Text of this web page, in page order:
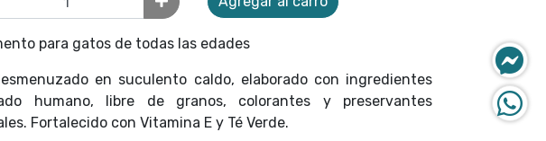
para gatos de todas las edades
en suculento caldo, elaborado con ingredientes
humano, libre de granos, colorantes y preservantes
Fortalecido con Vitamina E y Té Verde.